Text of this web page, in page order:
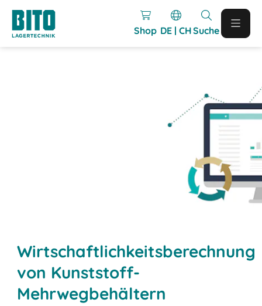
Shop DE | CHSuche
Wirtschaftlichkeitsberechnung
von Kunststoff-
Mehrwegbehältern